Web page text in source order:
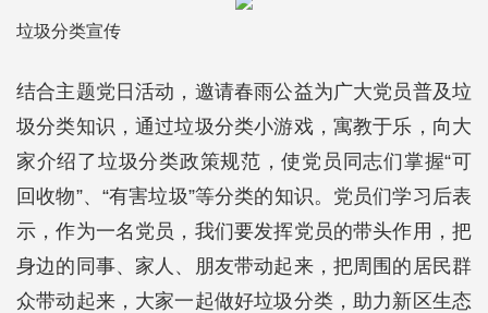
垃圾分类宣传
结合主题党日活动，邀请春雨公益为广大党员普及垃
圾分类知识，通过垃圾分类小游戏，寓教于乐，向大
家介绍了垃圾分类政策规范，使党员同志们掌握“可
回收物”、“有害垃圾”等分类的知识。党员们学习后表
示，作为一名党员，我们要发挥党员的带头作用，把
身边的同事、家人、朋友带动起来，把周围的居民群
众带动起来，大家一起做好垃圾分类，助力新区生态